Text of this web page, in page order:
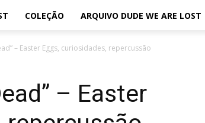
COLEÇÃO ARQUIVO DUDE WE ARE LOST
– Easter Eggs, curiosidades, repercussão
– Easter